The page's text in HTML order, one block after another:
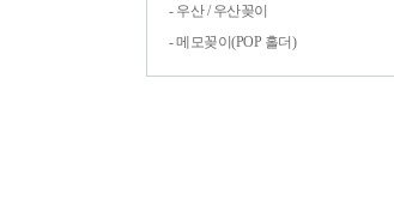
- 우산 / 우산꽂이
- 메모꽂이(POP 홀더)